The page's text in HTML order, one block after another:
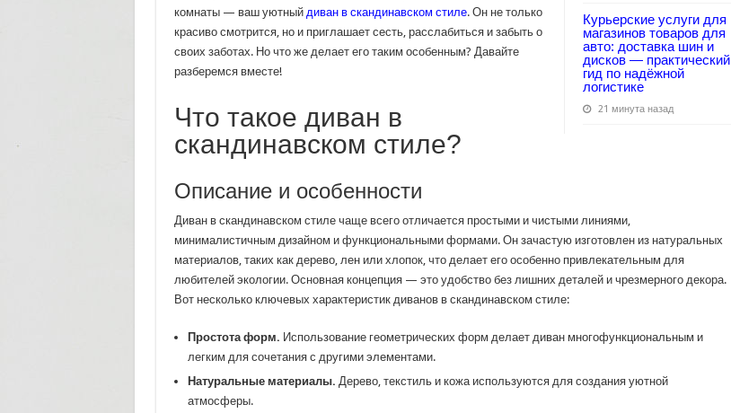
Курьерские услуги для
магазинов товаров для
авто: доставка шин и
дисков — практический
гид по надёжной
логистике
21 минута назад
комнаты — ваш уютный диван в скандинавском стиле. Он не только
красиво смотрится, но и приглашает сесть, расслабиться и забыть о
своих заботах. Но что же делает его таким особенным? Давайте
разберемся вместе!
Что такое диван в
скандинавском стиле?
Описание и особенности
Диван в скандинавском стиле чаще всего отличается простыми и чистыми линиями,
минималистичным дизайном и функциональными формами. Он зачастую изготовлен из натуральных
материалов, таких как дерево, лен или хлопок, что делает его особенно привлекательным для
любителей экологии. Основная концепция — это удобство без лишних деталей и чрезмерного декора.
Вот несколько ключевых характеристик диванов в скандинавском стиле:
Простота форм. Использование геометрических форм делает диван многофункциональным и
легким для сочетания с другими элементами.
Натуральные материалы. Дерево, текстиль и кожа используются для создания уютной
атмосферы.